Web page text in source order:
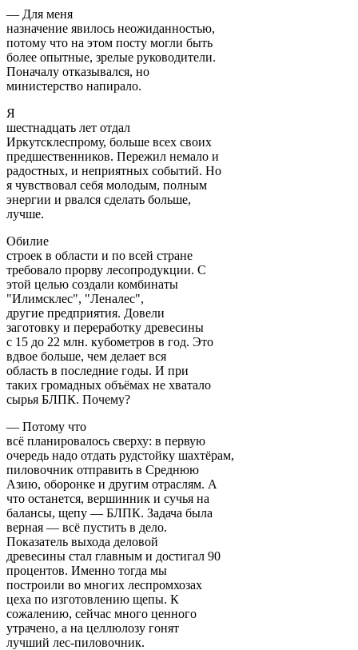
— Для меня
назначение явилось неожиданностью,
потому что на этом посту могли быть
более опытные, зрелые руководители.
Поначалу отказывался, но
министерство напирало.
Я
шестнадцать лет отдал
Иркутсклеспрому, больше всех своих
предшественников. Пережил немало и
радостных, и неприятных событий. Но
я чувствовал себя молодым, полным
энергии и рвался сделать больше,
лучше.
Обилие
строек в области и по всей стране
требовало прорву лесопродукции. С
этой целью создали комбинаты
"Илимсклес", "Леналес",
другие предприятия. Довели
заготовку и переработку древесины
с 15 до 22 млн. кубометров в год. Это
вдвое больше, чем делает вся
область в последние годы. И при
таких громадных объёмах не хватало
сырья БЛПК. Почему?
— Потому что
всё планировалось сверху: в первую
очередь надо отдать рудстойку шахтёрам,
пиловочник отправить в Среднюю
Азию, оборонке и другим отраслям. А
что останется, вершинник и сучья на
балансы, щепу — БЛПК. Задача была
верная — всё пустить в дело.
Показатель выхода деловой
древесины стал главным и достигал 90
процентов. Именно тогда мы
построили во многих леспромхозах
цеха по изготовлению щепы. К
сожалению, сейчас много ценного
утрачено, а на целлюлозу гонят
лучший лес-пиловочник.